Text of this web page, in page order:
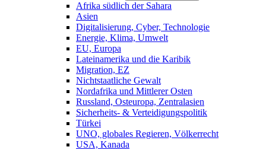
Afrika südlich der Sahara
Asien
Digitalisierung, Cyber, Technologie
Energie, Klima, Umwelt
EU, Europa
Lateinamerika und die Karibik
Migration, EZ
Nichtstaatliche Gewalt
Nordafrika und Mittlerer Osten
Russland, Osteuropa, Zentralasien
Sicherheits- & Verteidigungspolitik
Türkei
UNO, globales Regieren, Völkerrecht
USA, Kanada